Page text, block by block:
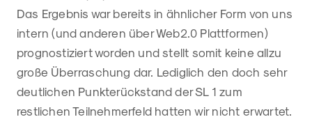
Das Ergebnis war bereits in ähnlicher Form von uns
intern (und anderen über Web2.0 Plattformen)
prognostiziert worden und stellt somit keine allzu
große Überraschung dar. Lediglich den doch sehr
deutlichen Punkterückstand der SL 1 zum
restlichen Teilnehmerfeld hatten wir nicht erwartet.